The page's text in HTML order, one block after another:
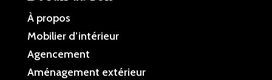
À propos
Mobilier d’intérieur
Agencement
Aménagement extérieur